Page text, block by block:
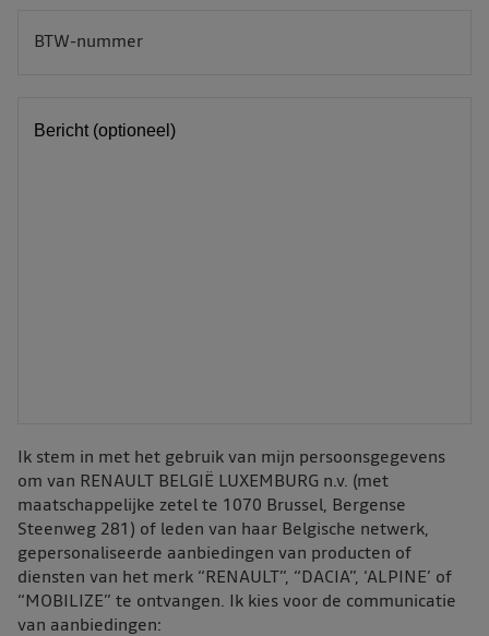
BTW-nummer
BE
Bericht (optioneel)
Ik stem in met het gebruik van mijn persoonsgegevens
om van RENAULT BELGIË LUXEMBURG n.v. (met
maatschappelijke zetel te 1070 Brussel, Bergense
Steenweg 281) of leden van haar Belgische netwerk,
gepersonaliseerde aanbiedingen van producten of
diensten van het merk “RENAULT”, “DACIA”, ‘ALPINE’ of
“MOBILIZE” te ontvangen. Ik kies voor de communicatie
van aanbiedingen: